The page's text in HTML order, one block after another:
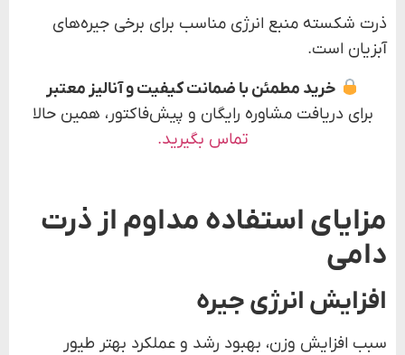
ذرت شکسته منبع انرژی مناسب برای برخی جیره‌های
آبزیان است.
خرید مطمئن با ضمانت کیفیت و آنالیز معتبر
برای دریافت مشاوره رایگان و پیش‌فاکتور، همین حالا
تماس بگیرید.
مزایای استفاده مداوم از ذرت
دامی
افزایش انرژی جیره
سبب افزایش وزن، بهبود رشد و عملکرد بهتر طیور